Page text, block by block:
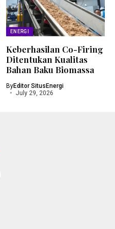
ENERGI
Keberhasilan Co-Firing
Ditentukan Kualitas
Bahan Baku Biomassa
ByEditor SitusEnergi
July 29, 2026